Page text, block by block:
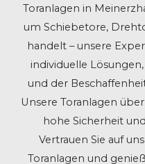
Toranlagen in
um Schiebetore,
handelt – unsere
individuelle
und der
Unsere Toranlagen
hohe Sicherheit
Vertrauen Sie auf
Toranlagen und